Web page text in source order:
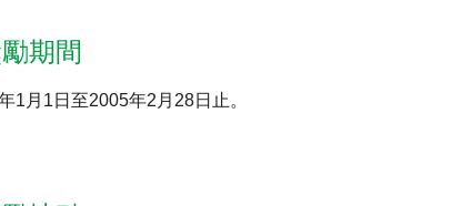
期間
1月1日至2005年2月28日止。